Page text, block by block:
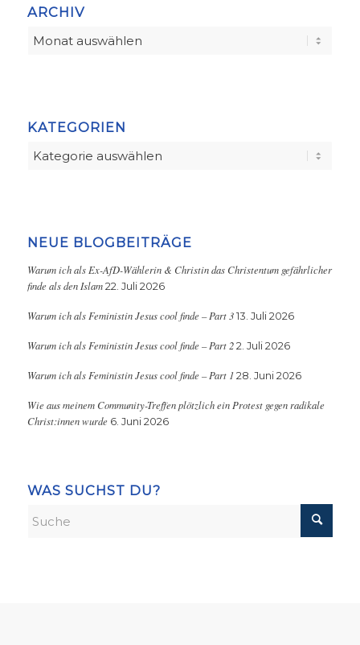
ARCHIV
KATEGORIEN
Kategorien
NEUE BLOGBEITRÄGE
Warum ich als Ex-AfD-Wählerin & Christin das Christentum gefährlicher
finde als den Islam 22. Juli 2026
Warum ich als Feministin Jesus cool finde – Part 3 13. Juli 2026
Warum ich als Feministin Jesus cool finde – Part 2 2. Juli 2026
Warum ich als Feministin Jesus cool finde – Part 1 28. Juni 2026
Wie aus meinem Community-Treffen plötzlich ein Protest gegen radikale
Christ:innen wurde 6. Juni 2026
WAS SUCHST DU?